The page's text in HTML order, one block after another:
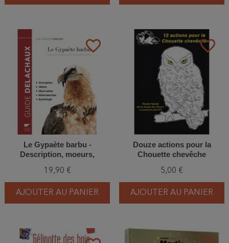
favorite_border
Le Gypaète barbu -
Description, moeurs,
mythologie
19,90 €
AJOUTER AU PANIER
favorite_border
Douze actions pour la
Chouette chevêche
5,00 €
AJOUTER AU PANIER